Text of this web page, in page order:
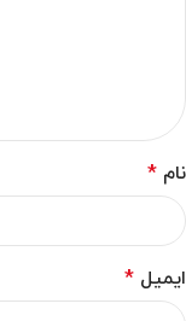
نام *
ایمیل *